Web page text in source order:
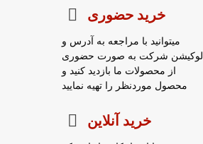
خرید حضوری
میتوانید با مراجعه به آدرس و
لوکیشن شرکت به صورت حضوری
از محصولات ما بازدید کنید و
محصول موردنظر را تهیه نمایید
خرید آنلاین